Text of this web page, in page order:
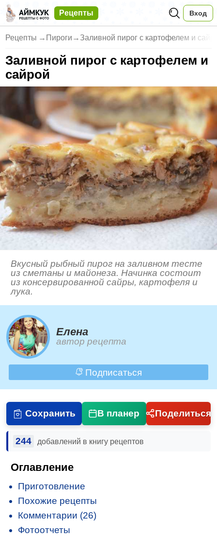
Рецепты Вход
Рецепты → Пироги → Заливной пирог с картофелем и
Заливной пирог с картофелем и
сайрой
Вкусный рыбный пирог на заливном тесте
из сметаны и майонеза. Начинка состоит
из консервированной сайры, картофеля и
лука.
Елена
автор рецепта
Подписаться
Сохранить В планер Поделиться
244 добавлений в книгу рецептов
Оглавление
Приготовление
Похожие рецепты
Комментарии (26)
Фотоотчеты